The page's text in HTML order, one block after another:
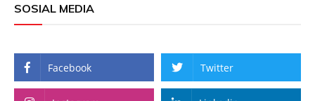
SOSIAL MEDIA
Facebook Twitter